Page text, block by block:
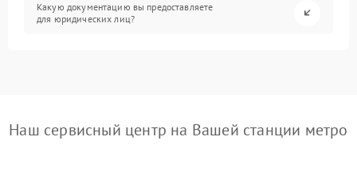
Какую документацию вы предоставляете
для юридических лиц?
Наш сервисный центр на Вашей станции метро